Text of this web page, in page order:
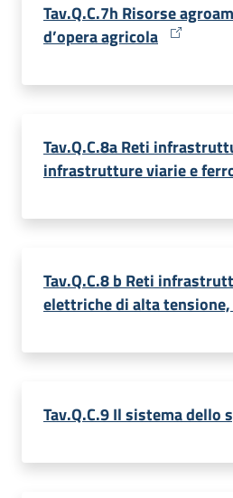
Tav.Q.C.7h Risorse
d’opera agricola
Tav.Q.C.8a Reti
infrastrutture viarie e
Tav.Q.C.8 b Reti
elettriche di alta
Tav.Q.C.9 Il sistema dello